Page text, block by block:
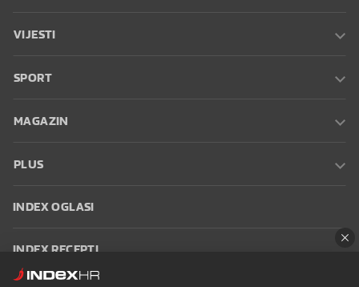
VIJESTI
SPORT
MAGAZIN
PLUS
INDEX OGLASI
INDEX RECEPTI